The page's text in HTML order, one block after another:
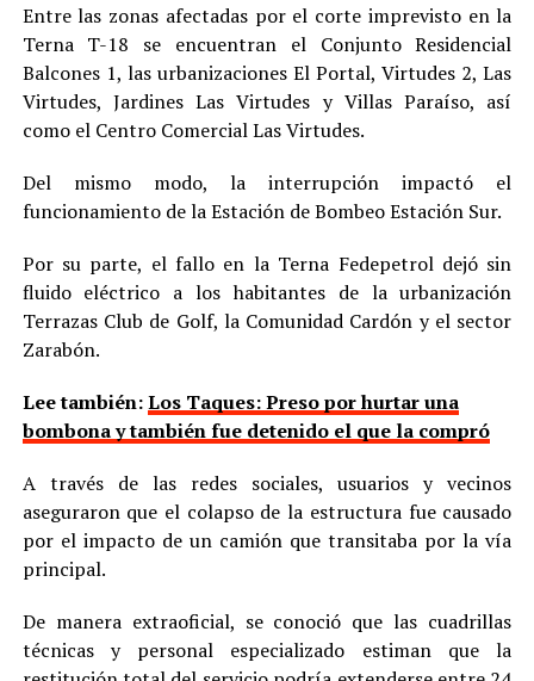
Entre las zonas afectadas por el corte imprevisto en la
Terna T-18 se encuentran el Conjunto Residencial
Balcones 1, las urbanizaciones El Portal, Virtudes 2, Las
Virtudes, Jardines Las Virtudes y Villas Paraíso, así
como el Centro Comercial Las Virtudes.
Del mismo modo, la interrupción impactó el
funcionamiento de la Estación de Bombeo Estación Sur.
Por su parte, el fallo en la Terna Fedepetrol dejó sin
fluido eléctrico a los habitantes de la urbanización
Terrazas Club de Golf, la Comunidad Cardón y el sector
Zarabón.
Lee también:Los Taques: Preso por hurtar una
bombona y también fue detenido el que la compró
A través de las redes sociales, usuarios y vecinos
aseguraron que el colapso de la estructura fue causado
por el impacto de un camión que transitaba por la vía
principal.
De manera extraoficial, se conoció que las cuadrillas
técnicas y personal especializado estiman que la